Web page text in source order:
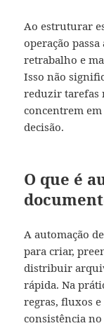
Ao estruturar
operação
retrabalho e
Isso não
reduzir tarefas
concentrem
decisão.
O que é
A automação
para criar,
distribuir
rápida. Na
regras, fluxos
consistência no